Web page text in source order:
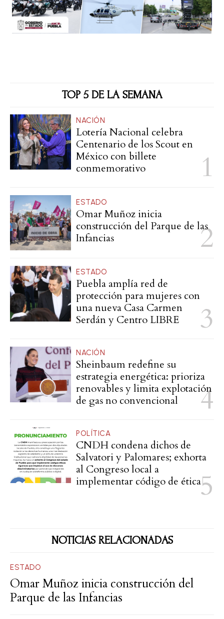
TOP 5 DE LA SEMANA
NACIÓN
Lotería Nacional celebra
Centenario de los Scout en
México con billete
conmemorativo
ESTADO
Omar Muñoz inicia
construcción del Parque de las
Infancias
ESTADO
Puebla amplía red de
protección para mujeres con
una nueva Casa Carmen
Serdán y Centro LIBRE
NACIÓN
Sheinbaum redefine su
estrategia energética: prioriza
renovables y limita explotación
de gas no convencional
POLÍTICA
CNDH condena dichos de
Salvatori y Palomares; exhorta
al Congreso local a
implementar código de ética
NOTICIAS RELACIONADAS
ESTADO
Omar Muñoz inicia construcción del
Parque de las Infancias